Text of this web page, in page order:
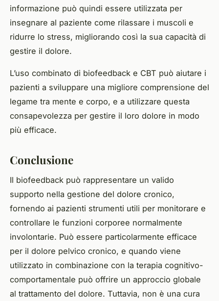
informazione può quindi essere utilizzata per
insegnare al paziente come rilassare i muscoli e
ridurre lo stress, migliorando così la sua capacità di
gestire il dolore.
L’uso combinato di biofeedback e CBT può aiutare i
pazienti a sviluppare una migliore comprensione del
legame tra mente e corpo, e a utilizzare questa
consapevolezza per gestire il loro dolore in modo
più efficace.
Conclusione
Il biofeedback può rappresentare un valido
supporto nella gestione del dolore cronico,
fornendo ai pazienti strumenti utili per monitorare e
controllare le funzioni corporee normalmente
involontarie. Può essere particolarmente efficace
per il dolore pelvico cronico, e quando viene
utilizzato in combinazione con la terapia cognitivo-
comportamentale può offrire un approccio globale
al trattamento del dolore. Tuttavia, non è una cura